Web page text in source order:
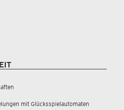
mit Glücksspielautomaten